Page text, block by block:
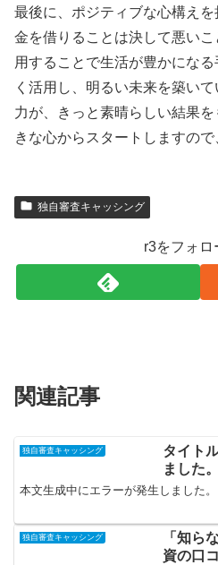
最後に、ポジティブな心構え
金を借りることは決して悪い
用することで生活が豊かにな
く活用し、明るい未来を築い
力が、きっと素晴らしい結果
きな心からスタートしますので
独自審査キャッシング
r3をフォロ
関連記事
独自審査キャッシング
タイト
ました。
本文生成中にエラーが発生しました。
独自審査キャッシング
「知ら
資の口